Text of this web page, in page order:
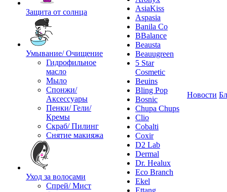
Защита от солнца
Умывание/ Очищение
Гидрофильное
масло
Мыло
Спонжи/
Аксессуары
Пенки/ Гели/
Кремы
Скраб/ Пилинг
Снятие макияжа
Уход за волосами
Спрей/ Мист
AsiaKiss
Aspasia
Banila Co
BBalance
Beausta
Beauugreen
5 Star
Cosmetic
Beuins
Bling Pop
Bosnic
Chupa Chups
Clio
Cobalti
Coxir
D2 Lab
Dermal
Dr. Healux
Eco Branch
Ekel
Ettang
Новости